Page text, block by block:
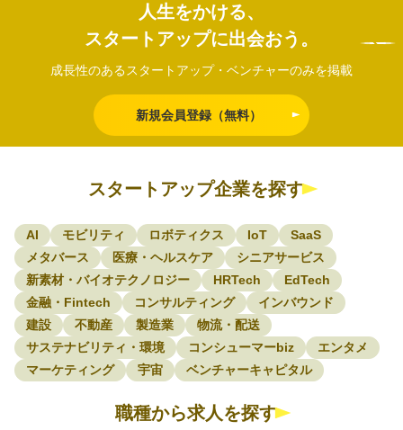
人生をかける、
スタートアップに出会おう。
成長性のあるスタートアップ・ベンチャーのみを掲載
新規会員登録（無料）
スタートアップ企業を探す
AI モビリティ ロボティクス IoT
SaaS
メタバース
医療・ヘルスケア
シニアサービス
新素材・バイオテクノロジー
HRTech
EdTech
金融・Fintech
コンサルティング
インバウンド
建設
不動産 製造業
物流・配送
サステナビリティ・環境
コンシューマーbiz
エンタメ
マーケティング
宇宙 ベンチャーキャピタル
職種から求人を探す